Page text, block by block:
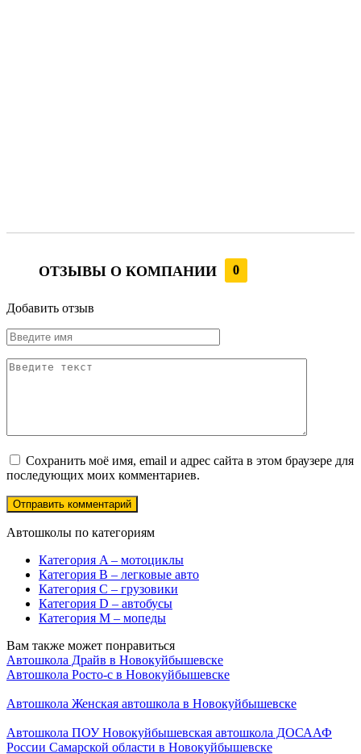
ОТЗЫВЫ О КОМПАНИИ 0
Добавить отзыв
Сохранить моё имя, email и адрес сайта в этом браузере для
последующих моих комментариев.
Автошколы по категориям
Категория A – мотоциклы
Категория B – легковые авто
Категория C – грузовики
Категория D – автобусы
Категория M – мопеды
Вам также может понравиться
Автошкола Драйв в Новокуйбышевске
Автошкола Росто-с в Новокуйбышевске
Автошкола Женская автошкола в Новокуйбышевске
Автошкола ПОУ Новокуйбышевская автошкола ДОСААФ
России Самарской области в Новокуйбышевске